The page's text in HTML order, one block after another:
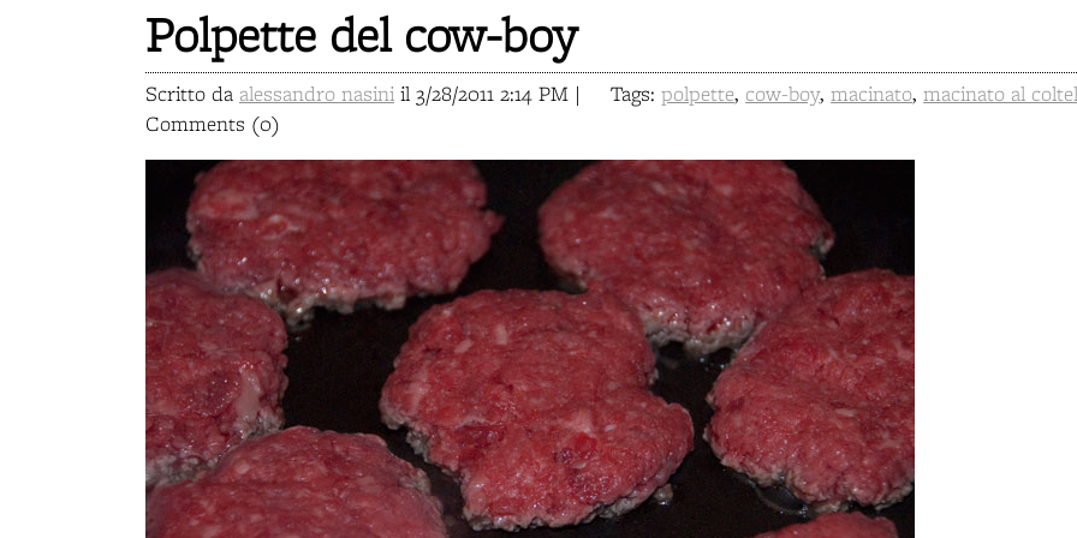
Polpette del cow-boy
Tags:polpette, cow-boy,macinato,macinato al
Scritto da alessandro nasini il 3/28/2011 2:14 PM |
Comments (0)